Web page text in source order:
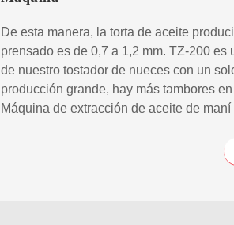
De esta manera, la torta de aceite
prensado es de 0,7 a 1,2 mm. TZ-200 es
de nuestro tostador de nueces con un
producción grande, hay más tambores
Máquina de extracción de aceite de maní